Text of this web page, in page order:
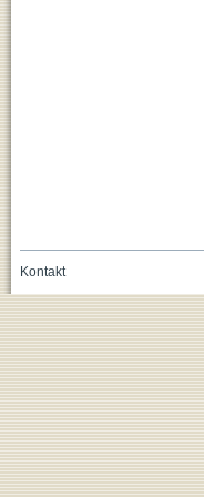
Kontakt